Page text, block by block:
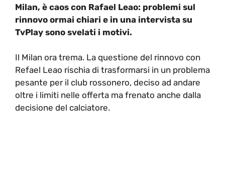
Milan, è caos con Rafael Leao: problemi sul
rinnovo ormai chiari e in una intervista su
TvPlay sono svelati i motivi.
Il Milan ora trema. La questione del rinnovo con
Refael Leao rischia di trasformarsi in un problema
pesante per il club rossonero, deciso ad andare
oltre i limiti nelle offerta ma frenato anche dalla
decisione del calciatore.